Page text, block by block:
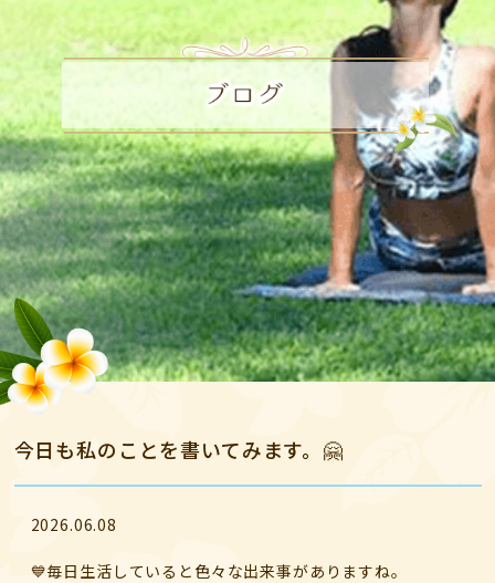
今日も私のことを書いてみます。🤗
2026.06.08
💙毎日生活していると色々な出来事がありますね。